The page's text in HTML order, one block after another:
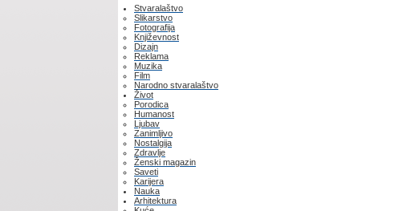
Stvaralaštvo
Slikarstvo
Fotografija
Književnost
Dizajn
Reklama
Muzika
Film
Narodno stvaralaštvo
Život
Porodica
Humanost
Ljubav
Zanimljivo
Nostalgija
Zdravlje
Ženski magazin
Saveti
Karijera
Nauka
Arhitektura